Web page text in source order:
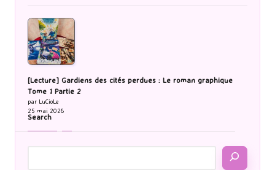
[Lecture] Gardiens des cités perdues : Le roman graphique
Tome 1 Partie 2
par LuCioLe
25 mai 2026
Search